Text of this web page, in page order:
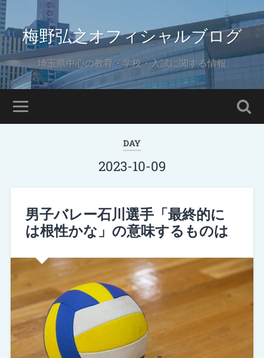
梅野弘之オフィシャルブログ
埼玉県中心の教育・学校・入試に関する情報
DAY
2023-10-09
男子バレー石川選手「最終的に
は根性かな」の意味するものは